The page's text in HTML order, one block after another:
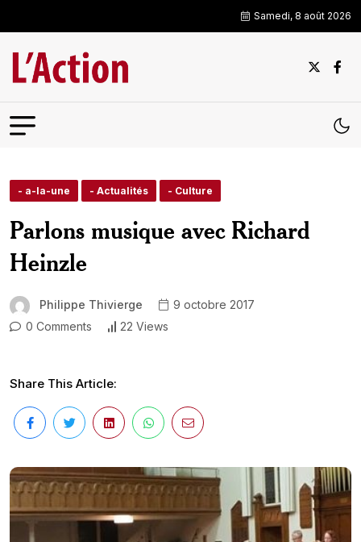
Samedi, 8 août 2026
- a-la-une - Actualités - Culture
Parlons musique avec Richard
Heinzle
Philippe Thivierge
9 octobre 2017
0 Comments
22 Views
Share This Article: